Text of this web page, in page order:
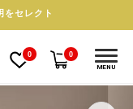
をセレクト
0 0
MENU